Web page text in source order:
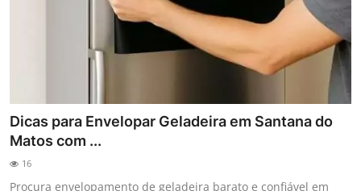
Dicas para Envelopar Geladeira em Santana do
Matos com ...
16
Procura envelopamento de geladeira barato e confiável em